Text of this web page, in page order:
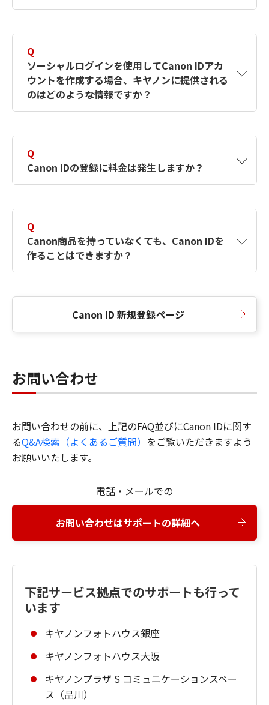
す。詳しい作成方法は【カメラ】Canon IDとは
何ですか？Canon IDの作成方法は？をご確認く
ださい。
Q
ソーシャルログインを使用してCanon IDアカ
ウントを作成する場合、キヤノンに提供される
のはどのような情報ですか？
択したサービスから取得します。アカウントを
簡単に作成できるように、この情報を使用して
Canon IDの登録フォームを入力します。
Q
Canon IDの登録に料金は発生しますか？
Q
Canon商品を持っていなくても、Canon IDを
作ることはできますか？
Canon ID 新規登録ページ
お問い合わせ
お問い合わせの前に、上記のFAQ並びにCanon IDに関す
るQ&A検索（よくあるご質問） をご覧いただきますよう
お願いいたします。
電話・メールでの
お問い合わせはサポートの詳細へ
下記サービス拠点でのサポートも行って
います
キヤノンフォトハウス銀座
キヤノンフォトハウス大阪
キヤノンプラザ S コミュニケーションスペー
ス（品川）